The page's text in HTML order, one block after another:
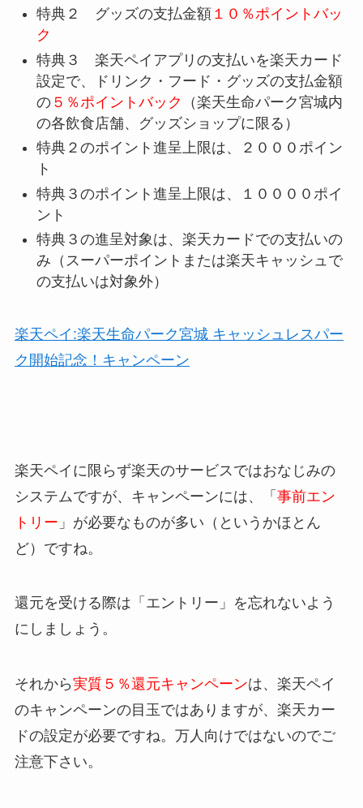
特典２ グッズの支払金額１０％ポイントバッ
ク
特典３ 楽天ペイアプリの支払いを楽天カード
設定で、ドリンク・フード・グッズの支払金額
の５％ポイントバック
（楽天生命パーク宮城内
の各飲食店舗、グッズショップに限る）
特典２のポイント進呈上限は、２０００ポイン
ト
特典３のポイント進呈上限は、１００００ポイ
ント
特典３の進呈対象は、楽天カードでの支払いの
み（スーパーポイントまたは楽天キャッシュで
の支払いは対象外）
楽天ペイ:楽天生命パーク宮城 キャッシュレスパー
ク開始記念！キャンペーン
楽天ペイに限らず楽天のサービスではおなじみの
システムですが、キャンペーンには、「 事前エン
トリー 」が必要なものが多い（というかほとん
ど）ですね。
還元を受ける際は「エントリー」を忘れないよう
にしましょう。
それから実質５％還元キャンペーンは、楽天ペイ
のキャンペーンの目玉ではありますが、楽天カー
ドの設定が必要ですね。万人向けではないのでご
注意下さい。